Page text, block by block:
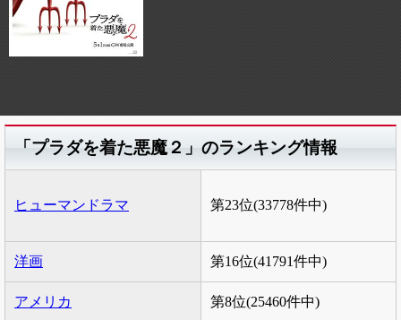
「プラダを着た悪魔２」のランキング情報
ヒューマンドラマ 第23位(33778件中)
洋画 第16位(41791件中)
アメリカ 第8位(25460件中)